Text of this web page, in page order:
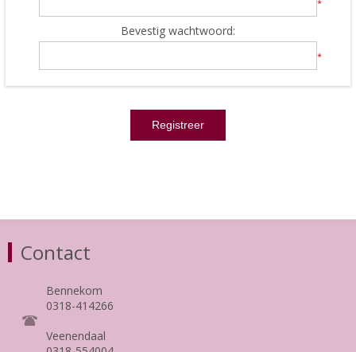
*
Bevestig wachtwoord:
*
Contact
Bennekom
0318-414266
Veenendaal